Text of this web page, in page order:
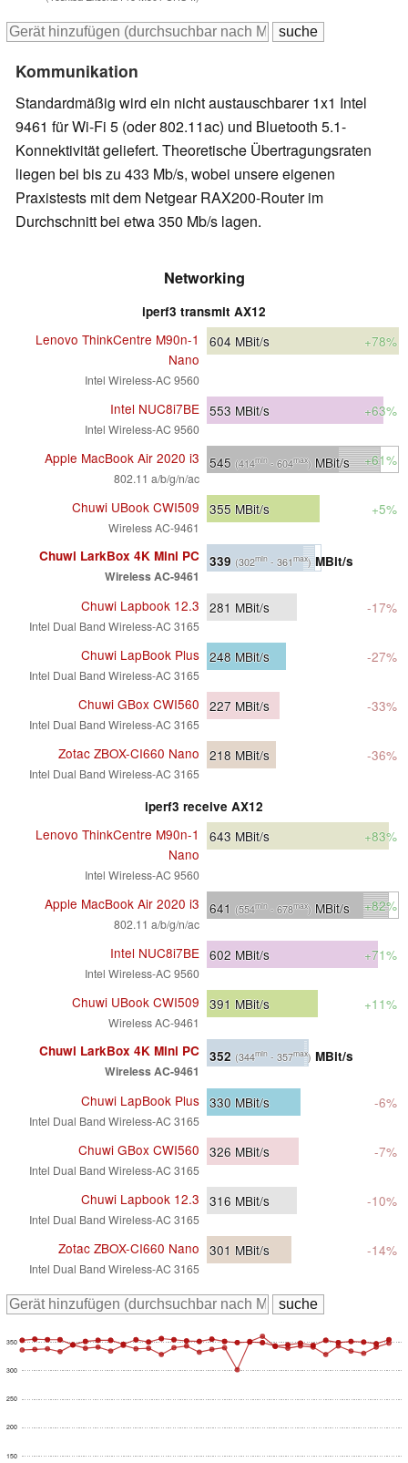
Kommunikation
Standardmäßig wird ein nicht austauschbarer 1x1 Intel
9461 für Wi-Fi 5 (oder 802.11ac) und Bluetooth 5.1-
Konnektivität geliefert. Theoretische Übertragungsraten
liegen bei bis zu 433 Mb/s, wobei unsere eigenen
Praxistests mit dem Netgear RAX200-Router im
Durchschnitt bei etwa 350 Mb/s lagen.
Networking
iperf3 transmit AX12
Lenovo ThinkCentre M90n-1
Nano
Intel Wireless-AC 9560
604 MBit/s +78%
Intel NUC8i7BE
Intel Wireless-AC 9560
553 MBit/s +63%
Apple MacBook Air 2020 i3
802.11 a/b/g/n/ac
545 (414min - 604max) MBit/s +61%
Chuwi UBook CWI509
Wireless AC-9461
355 MBit/s +5%
Chuwi LarkBox 4K Mini PC
Wireless AC-9461
339 (302min - 361max)MBit/s
Chuwi Lapbook 12.3
Intel Dual Band Wireless-AC 3165
281 MBit/s -17%
Chuwi LapBook Plus
Intel Dual Band Wireless-AC 3165
248 MBit/s -27%
Chuwi GBox CWI560
Intel Dual Band Wireless-AC 3165
227 MBit/s -33%
Zotac ZBOX-CI660 Nano
Intel Dual Band Wireless-AC 3165
218 MBit/s -36%
iperf3 receive AX12
Lenovo ThinkCentre M90n-1
Nano
Intel Wireless-AC 9560
643 MBit/s +83%
Apple MacBook Air 2020 i3
802.11 a/b/g/n/ac
641 (554min - 678max) MBit/s +82%
Intel NUC8i7BE
Intel Wireless-AC 9560
602 MBit/s +71%
Chuwi UBook CWI509
Wireless AC-9461
391 MBit/s +11%
Chuwi LarkBox 4K Mini PC
Wireless AC-9461
352 (344min - 357max) MBit/s
Chuwi LapBook Plus
Intel Dual Band Wireless-AC 3165
330 MBit/s -6%
Chuwi GBox CWI560
Intel Dual Band Wireless-AC 3165
326 MBit/s -7%
Chuwi Lapbook 12.3
Intel Dual Band Wireless-AC 3165
316 MBit/s -10%
Zotac ZBOX-CI660 Nano
Intel Dual Band Wireless-AC 3165
301 MBit/s -14%
150
200
250
300
350